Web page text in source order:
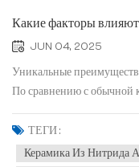
Какие факторы
JUN 04, 2025
Уникальные
По сравнению с обычной
(Al₂O₃), керамика из
отличительные
AlN является его
ТЕГИ :
Керамика Из Нитрида